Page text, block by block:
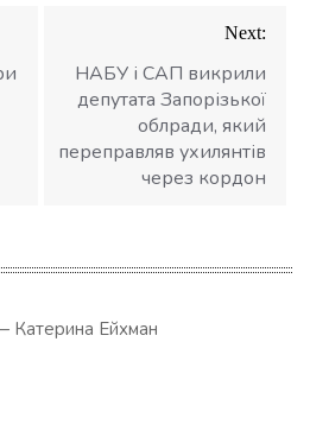
Next:
НАБУ і САП викрили
депутата Запорізької
облради, який
переправляв ухилянтів
через кордон
Катерина Ейхман